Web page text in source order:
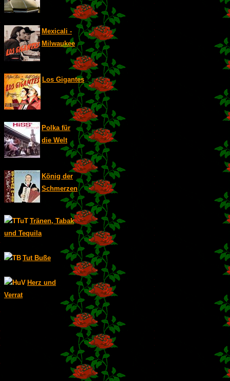
Mexicali -
Milwaukee
Los Gigantes
Polka für
die Welt
König der
Schmerzen
Tränen, Tabak
und Tequila
Tut Buße
Herz und
Verrat